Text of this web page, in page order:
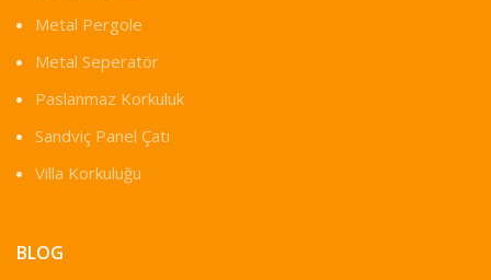
Metal Pergole
Metal Seperatör
Paslanmaz Korkuluk
Sandviç Panel Çatı
Villa Korkuluğu
BLOG